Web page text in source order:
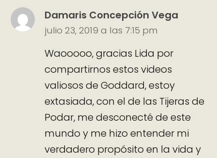
Damaris Concepción Vega
julio 23, 2019 a las 7:15 pm
Waooooo, gracias Lida por
compartirnos estos videos
valiosos de Goddard, estoy
extasiada, con el de las Tijeras de
Podar, me desconecté de este
mundo y me hizo entender mi
verdadero propósito en la vida y